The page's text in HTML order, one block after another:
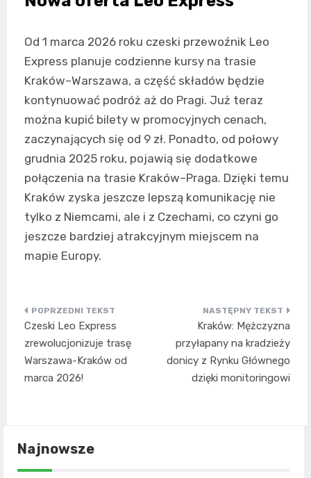
Od 1 marca 2026 roku czeski przewoźnik Leo
Express planuje codzienne kursy na trasie
Kraków–Warszawa, a część składów będzie
kontynuować podróż aż do Pragi. Już teraz
można kupić bilety w promocyjnych cenach,
zaczynających się od 9 zł. Ponadto, od połowy
grudnia 2025 roku, pojawią się dodatkowe
połączenia na trasie Kraków–Praga. Dzięki temu
Kraków zyska jeszcze lepszą komunikację nie
tylko z Niemcami, ale i z Czechami, co czyni go
jeszcze bardziej atrakcyjnym miejscem na
mapie Europy.
Nawigacja
wpisu
Czeski Leo Express
zrewolucjonizuje trasę
Warszawa-Kraków od
marca 2026!
Kraków: Mężczyzna
przyłapany na kradzieży
donicy z Rynku Głównego
dzięki monitoringowi
Najnowsze